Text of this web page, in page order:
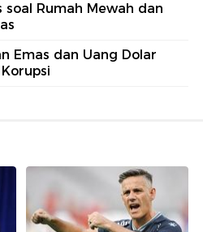
soal Rumah Mewah dan
Emas dan Uang Dolar